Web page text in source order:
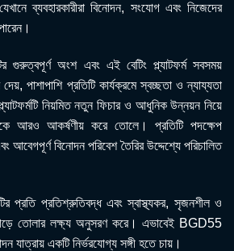
ব্যবহারকারীরা বিনোদন, সংযোগ এবং নিজেদের
গুরুত্বপূর্ণ অংশ এবং এই বেটিং প্ল্যাটফর্ম সবসময়
পাশাপাশি প্রতিটি কার্যক্রমে স্বচ্ছতা ও ন্যায্যতা
নিয়মিত নতুন ফিচার ও আধুনিক উন্নয়ন নিয়ে
আরও আকর্ষণীয় করে তোলে। প্রতিটি পদক্ষেপ
আবেগপূর্ণ বিনোদন পরিবেশ তৈরির উদ্দেশ্যে পরিচালিত
প্রতি প্রতিশ্রুতিবদ্ধ এবং স্বাস্থ্যকর, সৃজনশীল ও
গড়ে তোলার লক্ষ্য অনুসরণ করে। এভাবেই BGD55
যাত্রায় একটি নির্ভরযোগ্য সঙ্গী হতে চায়।